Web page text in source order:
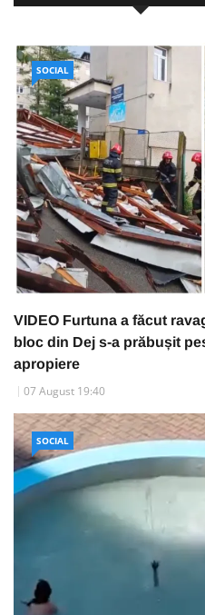
SOCIAL
VIDEO Furtuna a făcut
bloc din Dej s-a prăbușit
apropiere
07 August 19:40
SOCIAL